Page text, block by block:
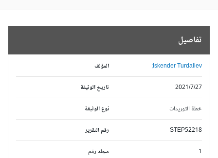
تفاصيل
المؤلف Iskender Turdaliev;
تاريخ الوثيقة 2021/7/27
نوع الوثيقة خطة التوريدات
رقم التقرير STEP52218
مجلد رقم